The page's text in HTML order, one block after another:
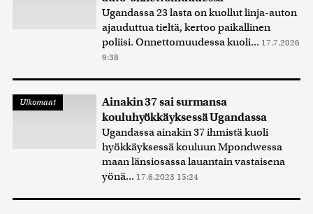
Ugandassa 23 lasta on kuollut linja-auton
ajauduttua tieltä, kertoo paikallinen
poliisi. Onnettomuudessa kuoli... 17.7.2026
9:38
Ulkomaat
Ainakin 37 sai surmansa
kouluhyökkäyksessä Ugandassa
Ugandassa ainakin 37 ihmistä kuoli
hyökkäyksessä kouluun Mpondwessa
maan länsiosassa lauantain vastaisena
yönä... 17.6.2023 15:24